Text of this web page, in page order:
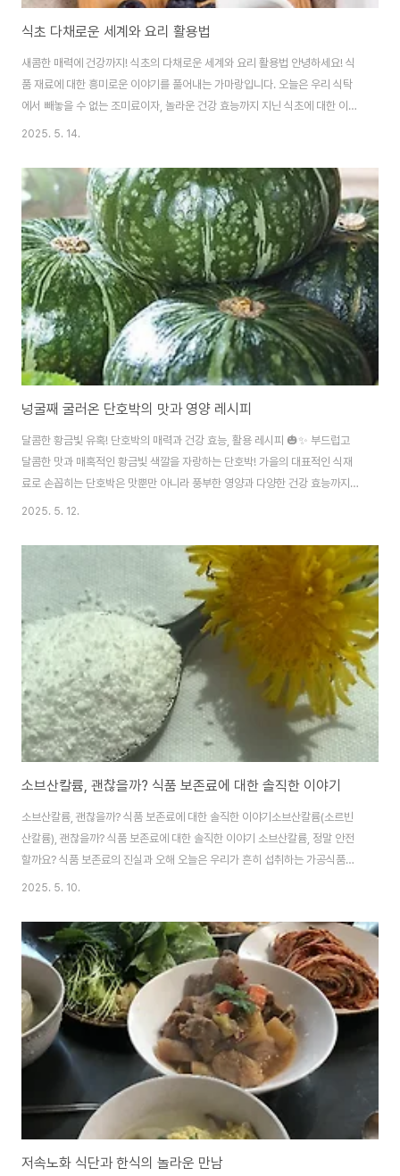
식초 다채로운 세계와 요리 활용법
새콤한 매력에 건강까지! 식초의 다채로운 세계와 요리 활용법 안녕하세요! 식
품 재료에 대한 흥미로운 이야기를 풀어내는 가마랑입니다. 오늘은 우리 식탁
에서 빼놓을 수 없는 조미료이자, 놀라운 건강 효능까지 지닌 식초에 대한 이야
기를 나눠볼까 합니다. 신맛 하나로 요리의 풍미를 확 살려주고, 알게 모르게 우
맛 그 이상 🍯🍮 예로부터 식초는 단순한 신맛을 내는 조미료를 넘어, 다양한
용도로 활용되어 왔습니다. 곡물이나 과일을 발효시켜 만든 식초는 그 종류만
큼이나 다채로운 맛과 향을 자랑합니다. 우리가 흔히 접하는 사과식초, 포도식
초, 현미식초뿐만 아니라 발사믹 식초, 2배 사과식초 등 그 종류는 정말이지 무
궁무진합니다. 식초 놀..
2025. 5. 14.
넝굴째 굴러온 단호박의 맛과 영양 레시피
달콤한 황금빛 유혹! 단호박의 매력과 건강 효능, 활용 레시피 🎃✨ 부드럽고
달콤한 맛과 매혹적인 황금빛 색깔을 자랑하는 단호박! 가을의 대표적인 식재
료로 손꼽히는 단호박은 맛뿐만 아니라 풍부한 영양과 다양한 건강 효능까지
갖춘 팔방미인입니다. 단호박의 다채로운 매력과 건강상의 이점, 그리고 맛있
창고, 단호박의 주요 성분단호박은 낮은 칼로리에 비해 다양한 영양소를 풍부
하게 함유하고 있어 건강 관리에 탁월한 식재료입니다. 베타카로틴: 강력한 항
산화 성분으로, 체내에서 비타민 A로 전환되어 눈 건강 증진, 면역력 강화, 피부
건강 유지에 도움을 줍니다. 특히 단호박의 황금빛 색깔은 베타카로틴 함량이
높습니다.비타민 C: 면역력 ..
2025. 5. 12.
소브산칼륨, 괜찮을까? 식품 보존료에 대한 솔직한 이야기
소브산칼륨, 괜찮을까? 식품 보존료에 대한 솔직한 이야기소브산칼륨(소르빈
산칼륨), 괜찮을까? 식품 보존료에 대한 솔직한 이야기 소브산칼륨, 정말 안전
할까요? 식품 보존료의 진실과 오해 오늘은 우리가 흔히 섭취하는 가공식품에
자주 등장하는 보존료, 소브산칼륨에 대해 이야기해보려고 합니다. ‘보존료’라
텐데요. 정말 소브산칼륨은 우리 몸에 해로운 걸까요?소브산칼륨은 자연에서
유래한 소르빈산을 칼륨과 결합시켜 만든 식품 보존료입니다. 소르빈산은 덜
익은 마가목 열매에서 처음 발견되었으며, 곰팡이나 효모, 세균 등의 미생물 생
육을 억제하는 효과가 뛰어납니다. 이러한 특성 덕분에 치즈, 빵, 음료, 피클, 잼
등 다양한 식품의 변질을 막고..
2025. 5. 10.
저속노화 식단과 한식의 놀라운 만남